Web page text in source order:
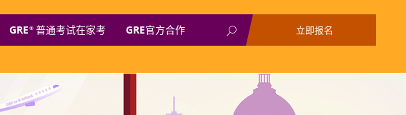
GRE ®普通考试在家考 GRE官方合作 立即报名